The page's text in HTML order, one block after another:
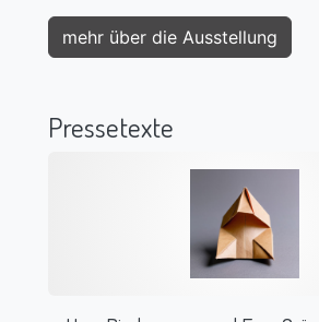
mehr über die Ausstellung
Pressetexte